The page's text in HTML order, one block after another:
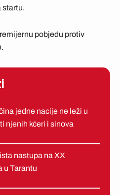
startu.
pobjedu protiv
jedne nacije ne leži u
njenih kćeri i sinova
nastupa na XX
u Tarantu